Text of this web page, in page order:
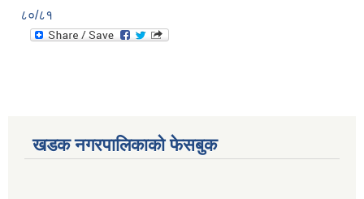
८०/८१
खडक नगरपालिकाको फेसबुक